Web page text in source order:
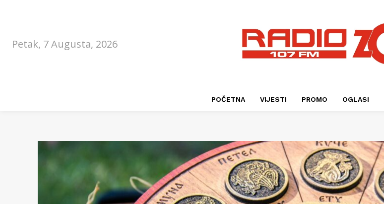
Petak, 7 Augusta, 2026
POČETNA VIJESTI PROMO OGLASI